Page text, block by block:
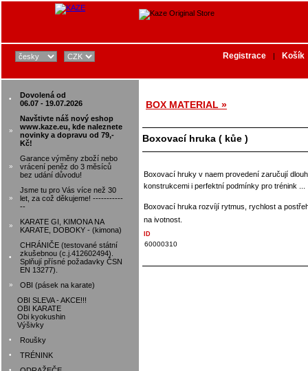
•
Dovolená od
06.07 - 19.07.2026
»
Navštivte náš nový eshop
www.kaze.eu, kde naleznete
novinky a dopravu od 79,-
Kč!
»
Garance výměny zboží nebo
vrácení peněz do 3 měsíců
bez udání důvodu!
»
Jsme tu pro Vás více než 30
let, za což děkujeme! -----------
--
»
KARATE GI, KIMONA NA
KARATE, DOBOKY - (kimona)
•
CHRÁNIČE (testované státní
zkušebnou (c.j.412602494).
Splňují přísné požadavky ČSN
EN 13277).
»
OBI (pásek na karate)
OBI SLEVA - AKCE!!!
OBI KARATE
Obi kyokushin
Výšivky
• Roušky
• TRÉNINK
Registrace | Košík
BOX MATERIAL »
Boxovací hruka ( kůe )
Boxovací hruky v naem provedení zaručují
konstrukcemi i perfektní podmínky pro trénink ...
Boxovací hruka rozvíjí rytmus, rychlost a
na ivotnost.
ID
60000310